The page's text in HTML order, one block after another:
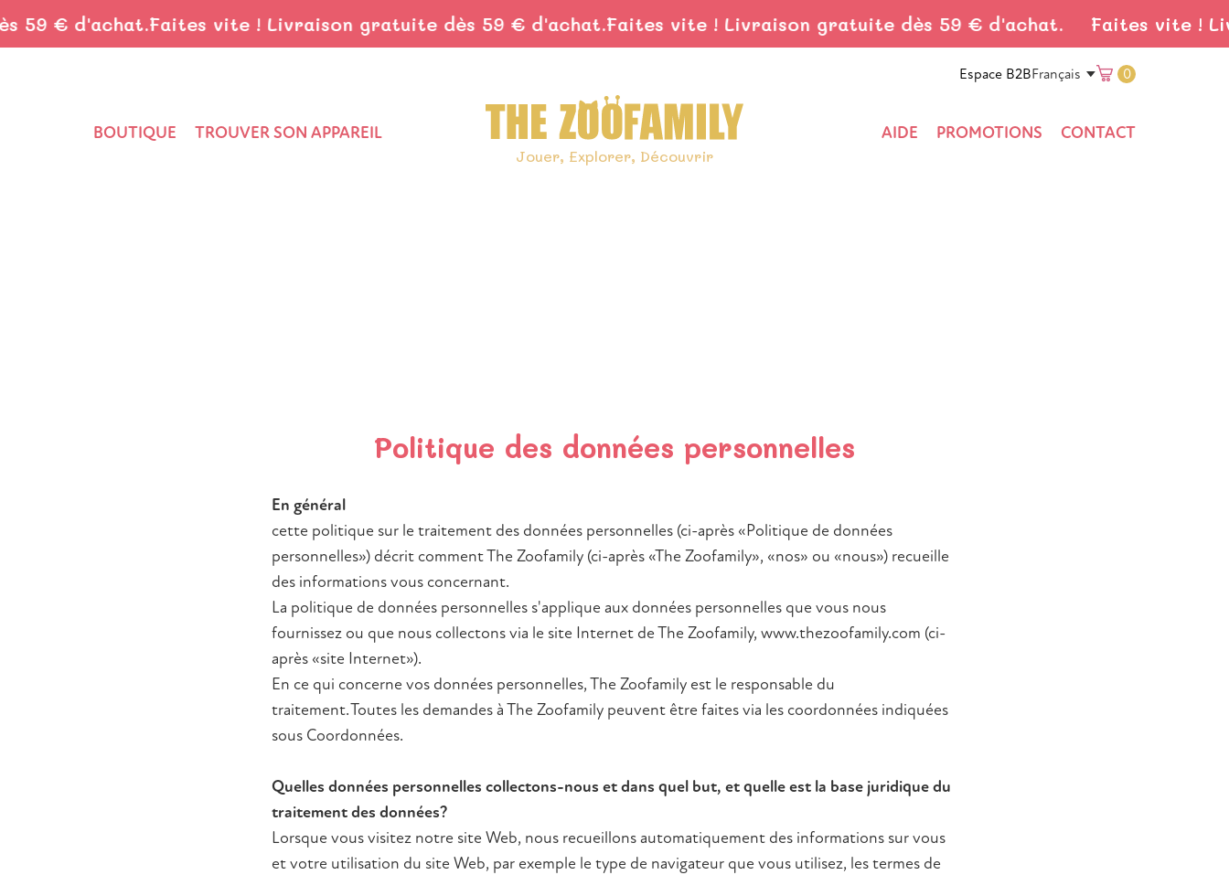
€ d'achat.Faites vite ! Livraison gratuite dès 59 € d'achat.Faites vite ! Livraison gratuite dès 59 € d'achat. Faites vite !
Espace B2BTranslation
missing:
Français 0
BOUTIQUE TROUVER SON APPAREIL
Jouer, Explorer, Découvrir
AIDE PROMOTIONS CONTACT
Politique
des
données
personnelles
Politique des données personnelles
En général
cette politique sur le traitement des données personnelles (ci-après «Politique de données
personnelles») décrit comment The Zoofamily (ci-après «The Zoofamily», «nos» ou «nous») recueille
des informations vous concernant.
La politique de données personnelles s'applique aux données personnelles que vous nous
fournissez ou que nous collectons via le site Internet de The Zoofamily, www.thezoofamily.com (ci-
après «site Internet»).
En ce qui concerne vos données personnelles, The Zoofamily est le responsable du
traitement. Toutes les demandes à The Zoofamily peuvent être faites via les coordonnées indiquées
sous Coordonnées.
Quelles données personnelles collectons-nous et dans quel but, et quelle est la base juridique du
traitement des données?
Lorsque vous visitez notre site Web, nous recueillons automatiquement des informations sur vous
et votre utilisation du site Web, par exemple le type de navigateur que vous utilisez, les termes de